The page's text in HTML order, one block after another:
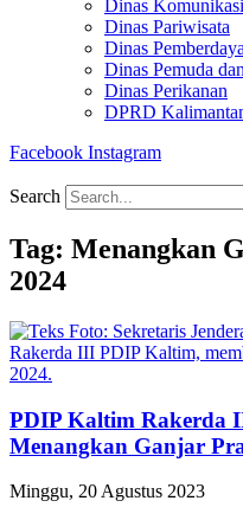
Dinas
Dinas Pariwisata
Dinas
Dinas Pemuda
Dinas Perikanan
DPRD
Facebook Instagram
Search
Tag: Menangkan
2024
PDIP Kaltim Rakerda
Menangkan Ganjar
Minggu, 20 Agustus 2023